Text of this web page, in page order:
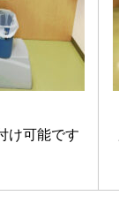
け可能です